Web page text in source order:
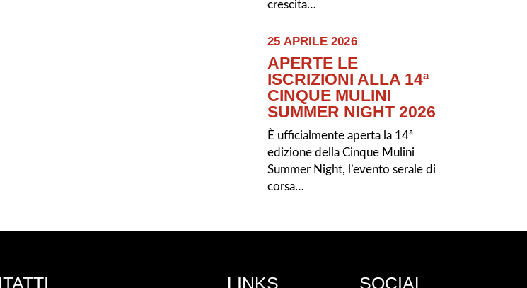
crescita…
25 APRILE 2026
APERTE LE
ISCRIZIONI ALLA 14ª
CINQUE MULINI
SUMMER NIGHT 2026
È ufficialmente aperta la 14ª
edizione della Cinque Mulini
Summer Night, l’evento serale di
corsa…
LINKS SOCIAL